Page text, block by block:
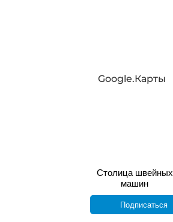
Google.Карты
Столица швейных
машин
Подписаться